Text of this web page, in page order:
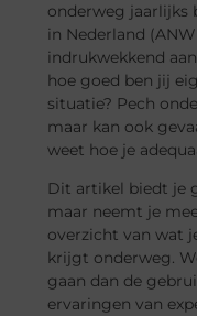
onderweg jaarlijks
in Nederland
indrukwekkend
hoe goed ben jij
situatie? Pech
maar kan ook
weet hoe je
Dit artikel biedt je
maar neemt je
overzicht van wat
krijgt onderweg.
gaan dan de
ervaringen van